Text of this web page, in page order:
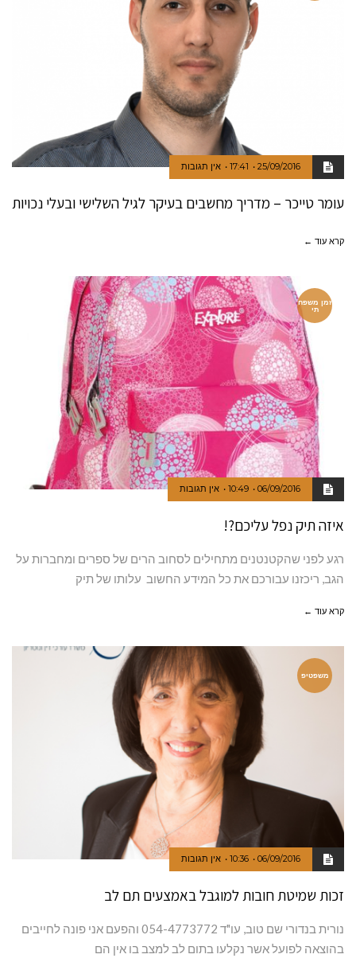
25/09/2016
17:41 אין תגובות
עומר טייכר – מדריך מחשבים בעיקר לגיל השלישי ובעלי נכויות
קרא עוד ←
זמן משפח
תי
06/09/2016
10:49 אין תגובות
איזה תיק נפל עליכם?!
רגע לפני שהקטנטנים מתחילים לסחוב הרים של ספרים ומחברות על
הגב, ריכזנו עבורכם את כל המידע החשוב עלותו של תיק
קרא עוד ←
משפטיפ
06/09/2016
10:36 אין תגובות
זכות שמיטת חובות למוגבל באמצעים תם לב
נורית בנדורי שם טוב, עו"ד 054-4773772 והפעם אני פונה לחייבים
בהוצאה לפועל אשר נקלעו בתום לב למצב בו אין הם